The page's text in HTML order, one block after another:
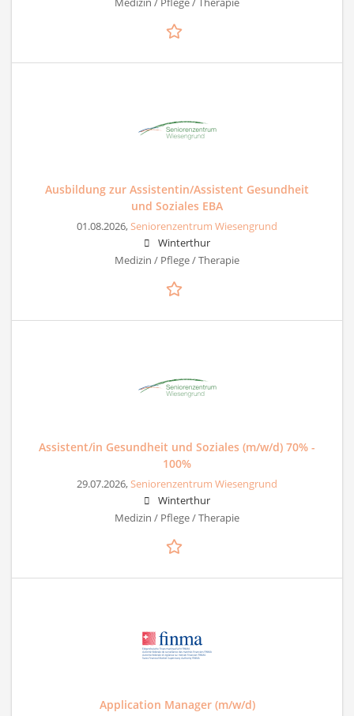
Ausbildung zur Assistentin/Assistent Gesundheit
und Soziales EBA
01.08.2026,Seniorenzentrum Wiesengrund
Winterthur
Medizin / Pflege / Therapie
Assistent/in Gesundheit und Soziales (m/w/d) 70% -
100%
29.07.2026,Seniorenzentrum Wiesengrund
Winterthur
Medizin / Pflege / Therapie
Application Manager (m/w/d)